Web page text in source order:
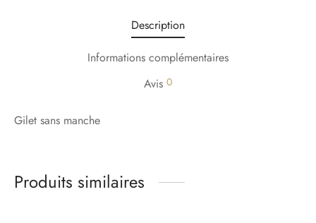
Description
Informations complémentaires
Avis 0
Gilet sans manche
Produits similaires